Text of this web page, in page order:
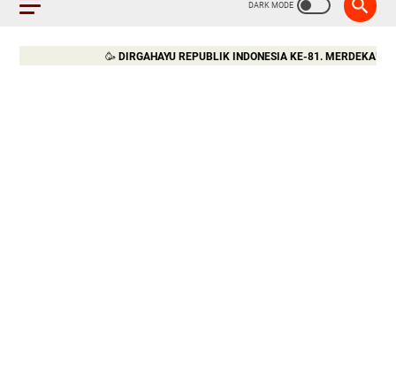
DIRGAHAYU REPUBLIK INDONESIA KE-81. MERDEKA!!!🇮🇩